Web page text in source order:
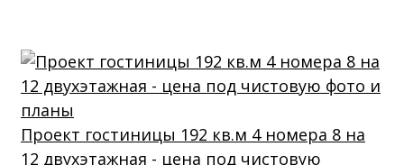
Проект гостиницы 192 кв.м 4 номера 8 на
12 двухэтажная - цена под чистовую